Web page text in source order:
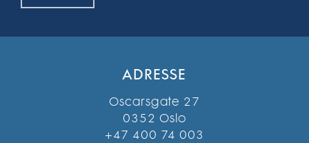
ADRESSE
Oscarsgate 27
0352 Oslo
+47 400 74 003